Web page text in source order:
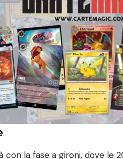
con la fase a gironi, dove le